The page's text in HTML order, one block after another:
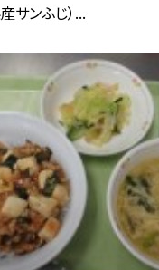
サンふじ）...